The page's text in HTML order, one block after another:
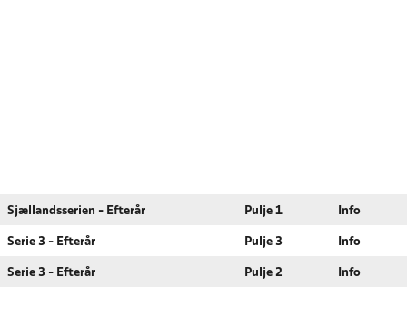
Sjællandsserien - Efterår Pulje 1 Info
Serie 3 - Efterår Pulje 3 Info
Serie 3 - Efterår Pulje 2 Info